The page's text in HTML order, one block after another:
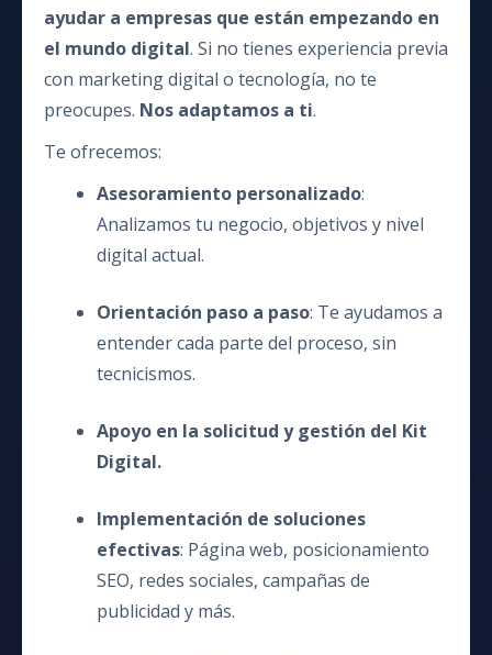
ayudar a empresas que están empezando en
el mundo digital. Si no tienes experiencia previa
con marketing digital o tecnología, no te
preocupes. Nos adaptamos a ti.
Te ofrecemos:
Asesoramiento personalizado:
Analizamos tu negocio, objetivos y nivel
digital actual.
Orientación paso a paso: Te ayudamos a
entender cada parte del proceso, sin
tecnicismos.
Apoyo en la solicitud y gestión del Kit
Digital.
Implementación de soluciones
efectivas: Página web, posicionamiento
SEO, redes sociales, campañas de
publicidad y más.